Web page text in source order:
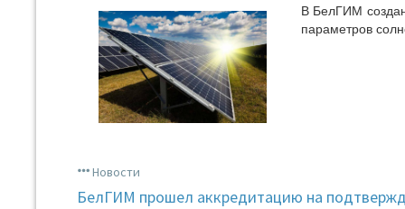
В БелГИМ
параметров
Новости
БелГИМ прошел аккредитацию на